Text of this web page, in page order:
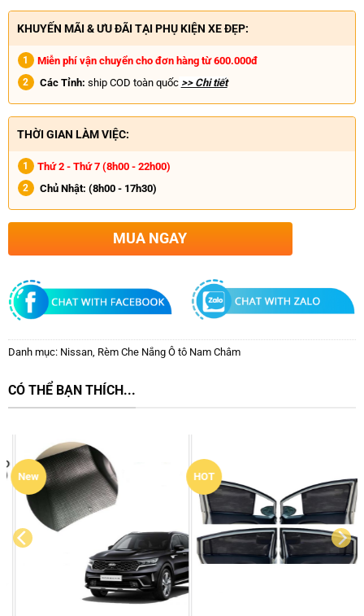
KHUYẾN MÃI & ƯU ĐÃI TẠI PHỤ KIỆN XE ĐẸP:
Miễn phí vận chuyển cho đơn hàng từ 600.000đ
Các Tỉnh: ship COD toàn quốc >> Chi tiết
THỜI GIAN LÀM VIỆC:
Thứ 2 - Thứ 7 (8h00 - 22h00)
Chủ Nhật: (8h00 - 17h30)
MUA NGAY
Danh mục: Nissan, Rèm Che Nắng Ô tô Nam Châm
CÓ THỂ BẠN THÍCH...